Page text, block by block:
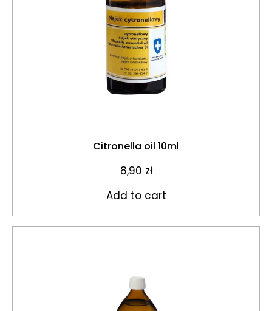
Citronella oil 10ml
8,90 zł
Add to cart